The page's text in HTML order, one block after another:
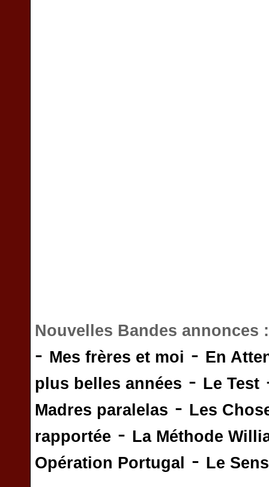
Nouvelles Bandes annonces
- Mes frères et moi - En
plus belles années - Le Test
Madres paralelas - Les
rapportée - La Méthode
Opération Portugal
- Le